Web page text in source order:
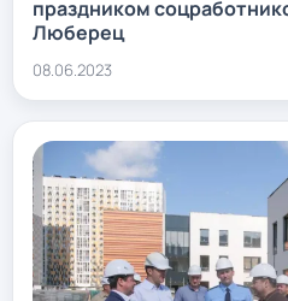
праздником
Люберец
08.06.2023